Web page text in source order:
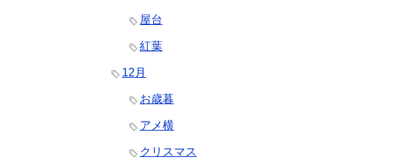
屋台
紅葉
12月
お歳暮
アメ横
クリスマス